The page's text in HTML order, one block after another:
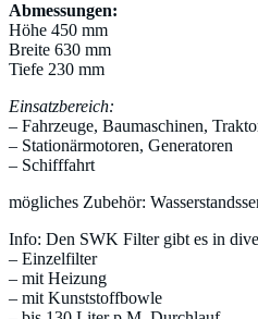
Abmessungen:
Höhe 450 mm
Breite 630 mm
Tiefe 230 mm
Einsatzbereich:
– Fahrzeuge, Baumaschinen,
– Stationärmotoren, Generatoren
– Schifffahrt
mögliches Zubehör:
Info: Den SWK Filter gibt es in
– Einzelfilter
– mit Heizung
– mit Kunststoffbowle